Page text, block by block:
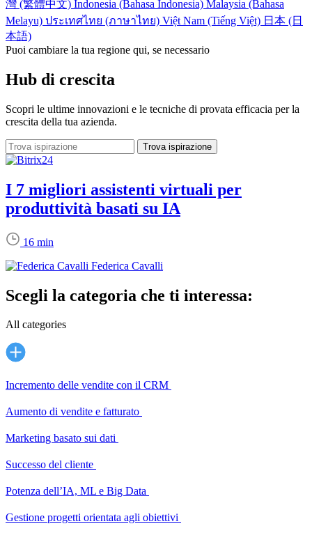
灣 (繁體中文) Indonesia (Bahasa Indonesia) Malaysia (Bahasa
Melayu) ประเทศไทย (ภาษาไทย) Việt Nam (Tiếng Việt) 日本 (日
本語)
Puoi cambiare la tua regione qui, se necessario
Hub di crescita
Scopri le ultime innovazioni e le tecniche di provata efficacia per la
crescita della tua azienda.
I 7 migliori assistenti virtuali per
produttività basati su IA
16 min
Federica Cavalli
Scegli la categoria che ti interessa:
All categories
Incremento delle vendite con il CRM
Aumento di vendite e fatturato
Marketing basato sui dati
Successo del cliente
Potenza dell’IA, ML e Big Data
Gestione progetti orientata agli obiettivi